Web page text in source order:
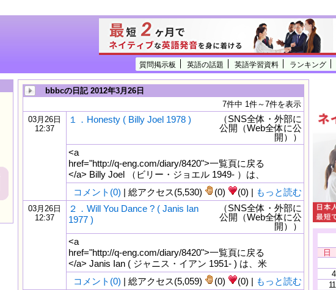
質問掲示板 英語の話題 英語学習資料 ランキング
bbbcの日記 2012年3月26日
7件中 1件～7件を表示
03月26日
12:37
１．Honesty ( Billy Joel 1978 )
（SNS全体・外部に
公開（Web全体に公
開））
<a
href="http://q-eng.com/diary/8420">一覧頁に戻る
</a> Billy Joel （ビリー・ジョエル 1949- ）は、
コメント(0) | 総アクセス(5,530) (0) (0) | もっと読む
03月26日
12:37
２．Will You Dance ? ( Janis Ian
1977 )
（SNS全体・外部に
公開（Web全体に公
開））
<a
href="http://q-eng.com/diary/8420">一覧頁に戻る
</a> Janis Ian ( ジャニス・イアン 1951- ) は、米
コメント(0) | 総アクセス(5,059) (0) (0) | もっと読む
日
4
11